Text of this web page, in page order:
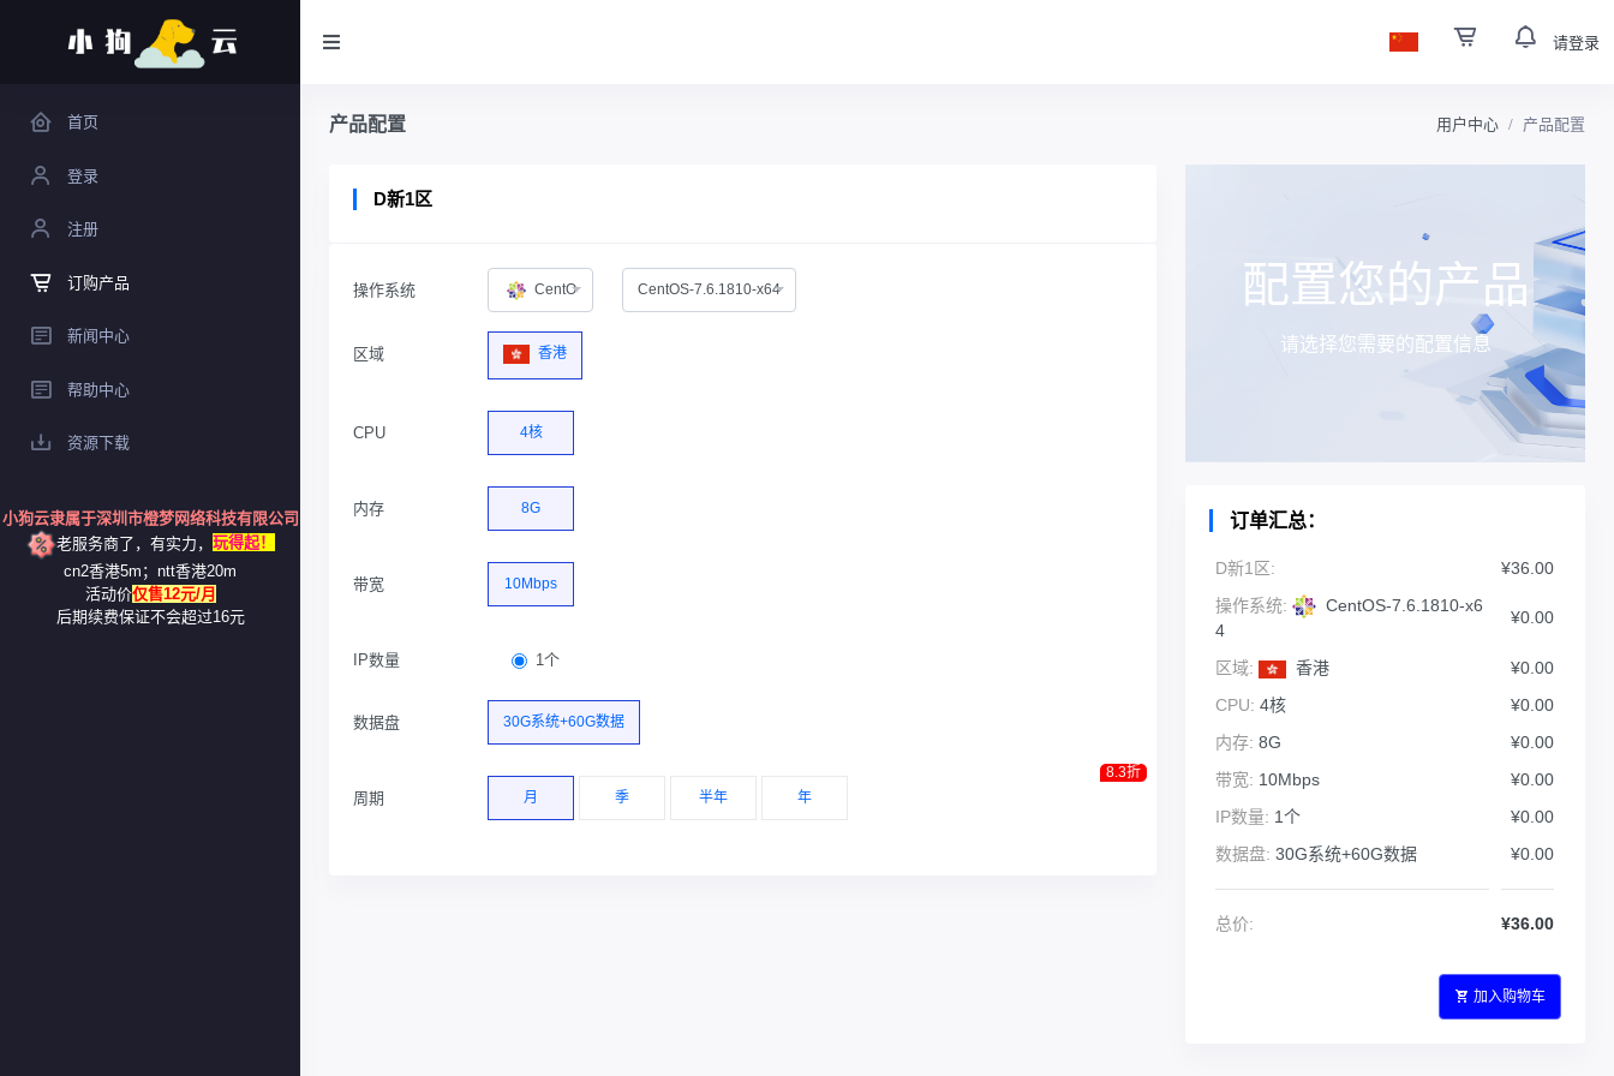
请登录
首页
登录
注册
订购产品
新闻中心
帮助中心
资源下载
小狗云隶属于深圳市橙梦网络科技有限公司
老服务商了，有实力， 玩得起！
cn2香港5m；ntt香港20m
活动价仅售12元/月
后期续费保证不会超过16元
产品配置 用户中心 产品配置
D新1区
操作系统 CentOS CentOS-7.6.1810-x64
区域 香港
CPU 4核
内存 8G
带宽 10Mbps
IP数量 1个
数据盘 30G系统+60G数据
周期 月 季 半年 年
8.3折
配置您的产品
请选择您需要的配置信息
订单汇总：
D新1区:
¥36.00
操作系统:
CentOS-7.6.1810-x6
4
¥0.00
区域: 香港
¥0.00
CPU: 4核
¥0.00
内存: 8G
¥0.00
带宽: 10Mbps
¥0.00
IP数量: 1个
¥0.00
数据盘: 30G系统+60G数据 ¥0.00
总价: ¥36.00
加入购物车